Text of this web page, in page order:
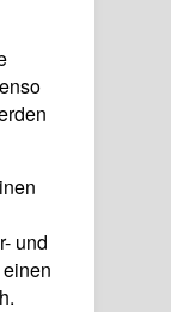
und